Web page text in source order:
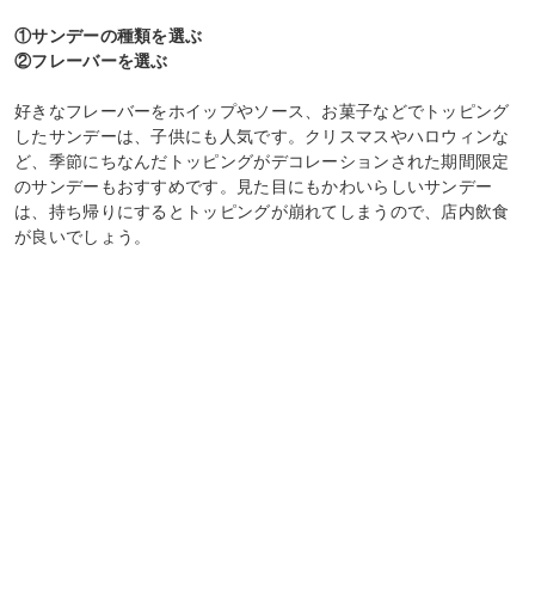
①サンデーの種類を選ぶ
②フレーバーを選ぶ
好きなフレーバーをホイップやソース、お菓子などでトッピング
したサンデーは、子供にも人気です。クリスマスやハロウィンな
ど、季節にちなんだトッピングがデコレーションされた期間限定
のサンデーもおすすめです。見た目にもかわいらしいサンデー
は、持ち帰りにするとトッピングが崩れてしまうので、店内飲食
が良いでしょう。